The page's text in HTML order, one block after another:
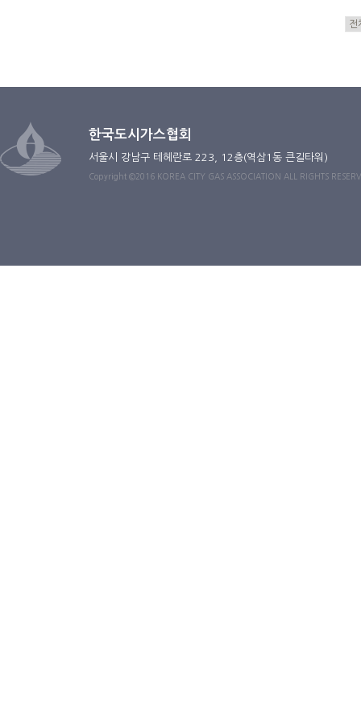
한국도시가스협회
서울시 강남구 테헤란로 223, 12층(역삼1동 큰길타워)
Copyright ©2016 KOREA CITY GAS ASSOCIATION ALL RIGHTS